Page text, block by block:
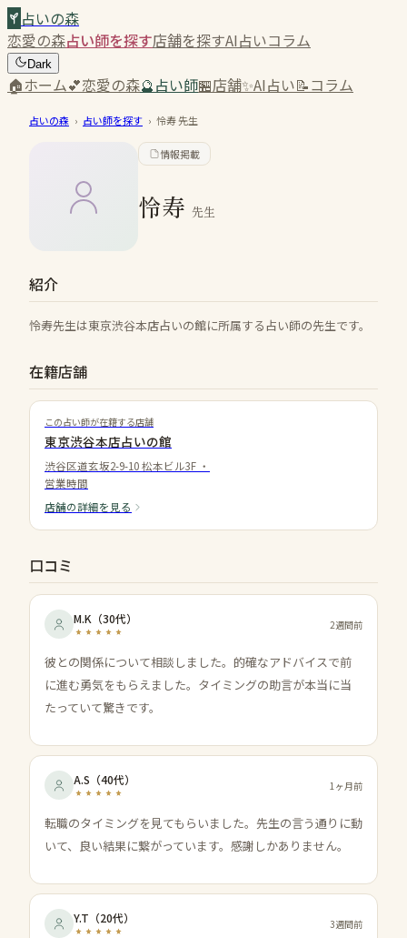
占いの森
恋愛の森占い師を探す店舗を探すAI占いコラム
Dark
🏠ホーム💕恋愛の森🔮占い師🏪店舗✨AI占い📝コラム
占いの森 › 占い師を探す › 怜寿先生
情報掲載
怜寿 先生
紹介
怜寿先生は東京渋谷本店占いの館に所属する占い師の先生です。
在籍店舗
この占い師が在籍する店舗
東京渋谷本店占いの館
渋谷区道玄坂2-9-10 松本ビル3F ・
営業時間
店舗の詳細を見る
口コミ
M.K （30代） 2週間前
彼との関係について相談しました。的確なアドバイスで前
に進む勇気をもらえました。タイミングの助言が本当に当
たっていて驚きです。
A.S （40代） 1ヶ月前
転職のタイミングを見てもらいました。先生の言う通りに動
いて、良い結果に繋がっています。感謝しかありません。
Y.T （20代） 3週間前